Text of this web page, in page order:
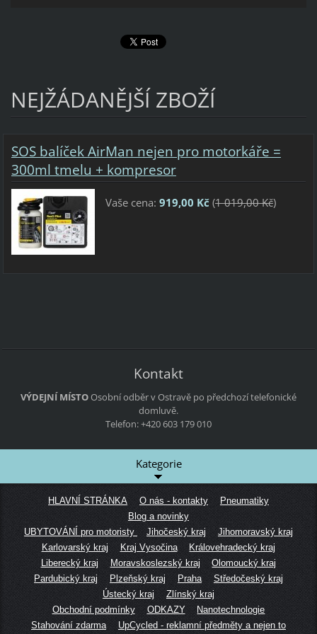
NEJŽÁDANĚJŠÍ ZBOŽÍ
SOS balíček AirMan nejen pro motorkáře =
300ml tmelu + kompresor
Vaše cena: 919,00 Kč(1 019,00 Kč)
Kontakt
VÝDEJNÍ MÍSTOOsobní odběr v Ostravě po předchozí telefonické
domluvě.
Telefon: +420 603 179 010
Kategorie
HLAVNÍ STRÁNKA O nás - kontakty
Pneumatiky
Blog a novinky
UBYTOVÁNÍ pro motoristy
Jihočeský kraj
Jihomoravský kraj
Karlovarský kraj
Kraj Vysočina
Královehradecký kraj
Liberecký kraj
Moravskoslezský kraj
Olomoucký kraj
Pardubický kraj
Plzeňský kraj Praha
Středočeský kraj
Ústecký kraj
Zlínský kraj
Obchodní podmínky
ODKAZY
Nanotechnologie
Stahování zdarma
UpCycled - reklamní předměty a nejen to